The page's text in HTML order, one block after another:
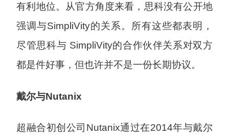
有利地位。从官方角度来看，思科没有公开地
强调与SimpliVity的关系。所有这些都表明，
尽管思科与 SimpliVity的合作伙伴关系对双方
都是件好事，但也许并不是一份长期协议。
戴尔与Nutanix
超融合初创公司Nutanix通过在2014年与戴尔